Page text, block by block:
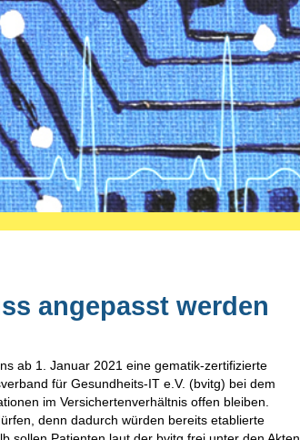
angepasst werden
ab 1. Januar 2021 eine gematik-zertifizierte
für Gesundheits-IT e.V. (bvitg) bei dem
im Versichertenverhältnis offen bleiben.
denn dadurch würden bereits etablierte